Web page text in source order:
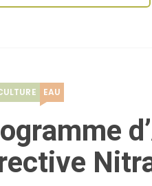
EAU